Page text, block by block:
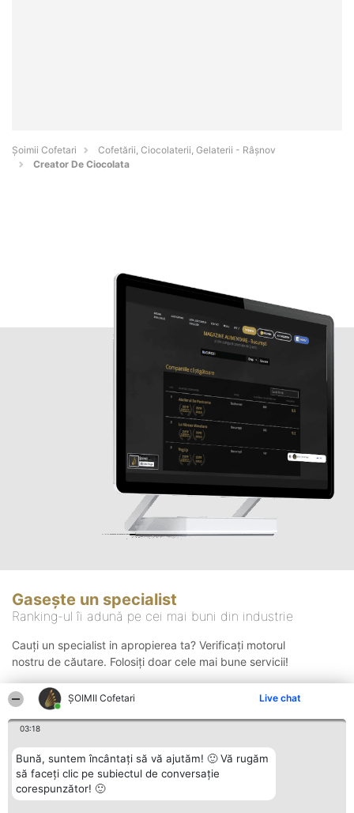
ȘOIMII Cofetari Live chat
03:18
Bună, suntem încântați să vă ajutăm! 🙂 Vă rugăm
să faceți clic pe subiectul de conversație
corespunzător! 🙂
Șoimii Cofetari
Cofetării, Ciocolaterii, Gelaterii - Râşnov
Creator De Ciocolata
Gasește un specialist
Ranking-ul îi adună pe cei mai buni din industrie
Cauți un specialist in apropierea ta? Verificați motorul
nostru de căutare. Folosiți doar cele mai bune servicii!